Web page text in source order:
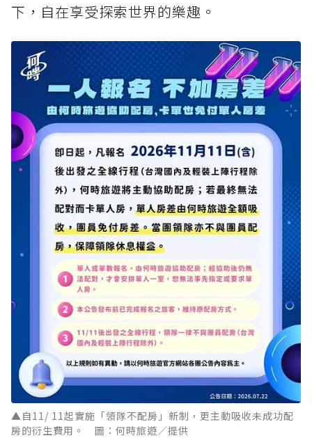
下，自在享受探索世界的樂趣。
▲自11/ 11起實施「領隊不配房」新制，更主動吸收未成功配
房的衍生費用。 圖：何時旅遊／提供